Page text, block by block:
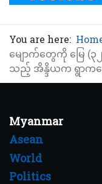
You are here:
မျောက်တွေကို မြေ (
သည့် အိန္ဒိယက ရွာက
Myanmar
Asean
World
Politics